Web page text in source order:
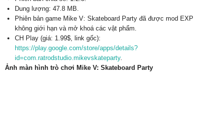
Dung lượng: 47.8 MB.
Phiên bản game Mike V: Skateboard Party đã được mod EXP
không giới hạn và mở khoá các vật phẩm.
CH Play (giá: 1.99$, link gốc):
https://play.google.com/store/apps/details?
id=com.ratrodstudio.mikevskateparty.
Ảnh màn hình trò chơi Mike V: Skateboard Party